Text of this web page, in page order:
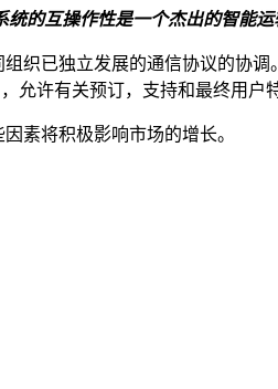
统的互操作性是一个杰出的智能
织已独立发展的通信协议的协
允许有关预订，支持和最终用户
素将积极影响市场的增长。